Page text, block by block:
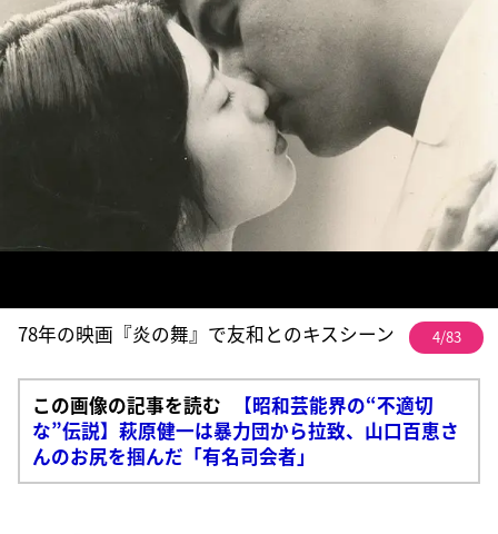
78年の映画『炎の舞』で友和とのキスシーン 4/83
この画像の記事を読む
【昭和芸能界の“不適切
な”伝説】萩原健一は暴力団から拉致、山口百恵さ
んのお尻を掴んだ「有名司会者」